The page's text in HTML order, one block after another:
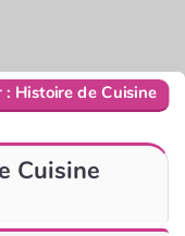
Histoire de Cuisine
Cuisine